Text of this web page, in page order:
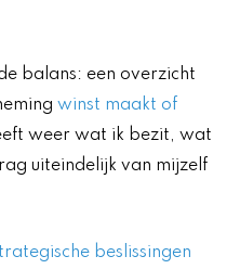
balans: een overzicht
winst maakt of
weer wat ik bezit, wat
uiteindelijk van mijzelf
beslissingen